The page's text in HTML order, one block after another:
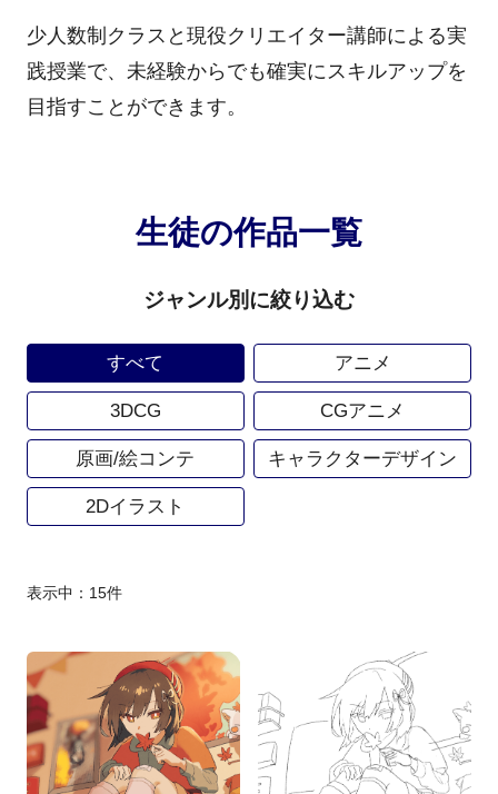
少人数制クラスと現役クリエイター講師による実
践授業で、未経験からでも確実にスキルアップを
目指すことができます。
生徒の作品一覧
ジャンル別に絞り込む
すべて アニメ
3DCG CGアニメ
原画/絵コンテ キャラクターデザイン
2Dイラスト
表示中： 15件